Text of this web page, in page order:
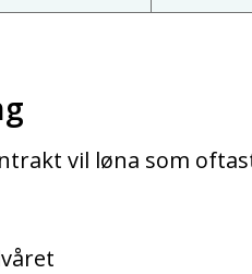
vil løna som